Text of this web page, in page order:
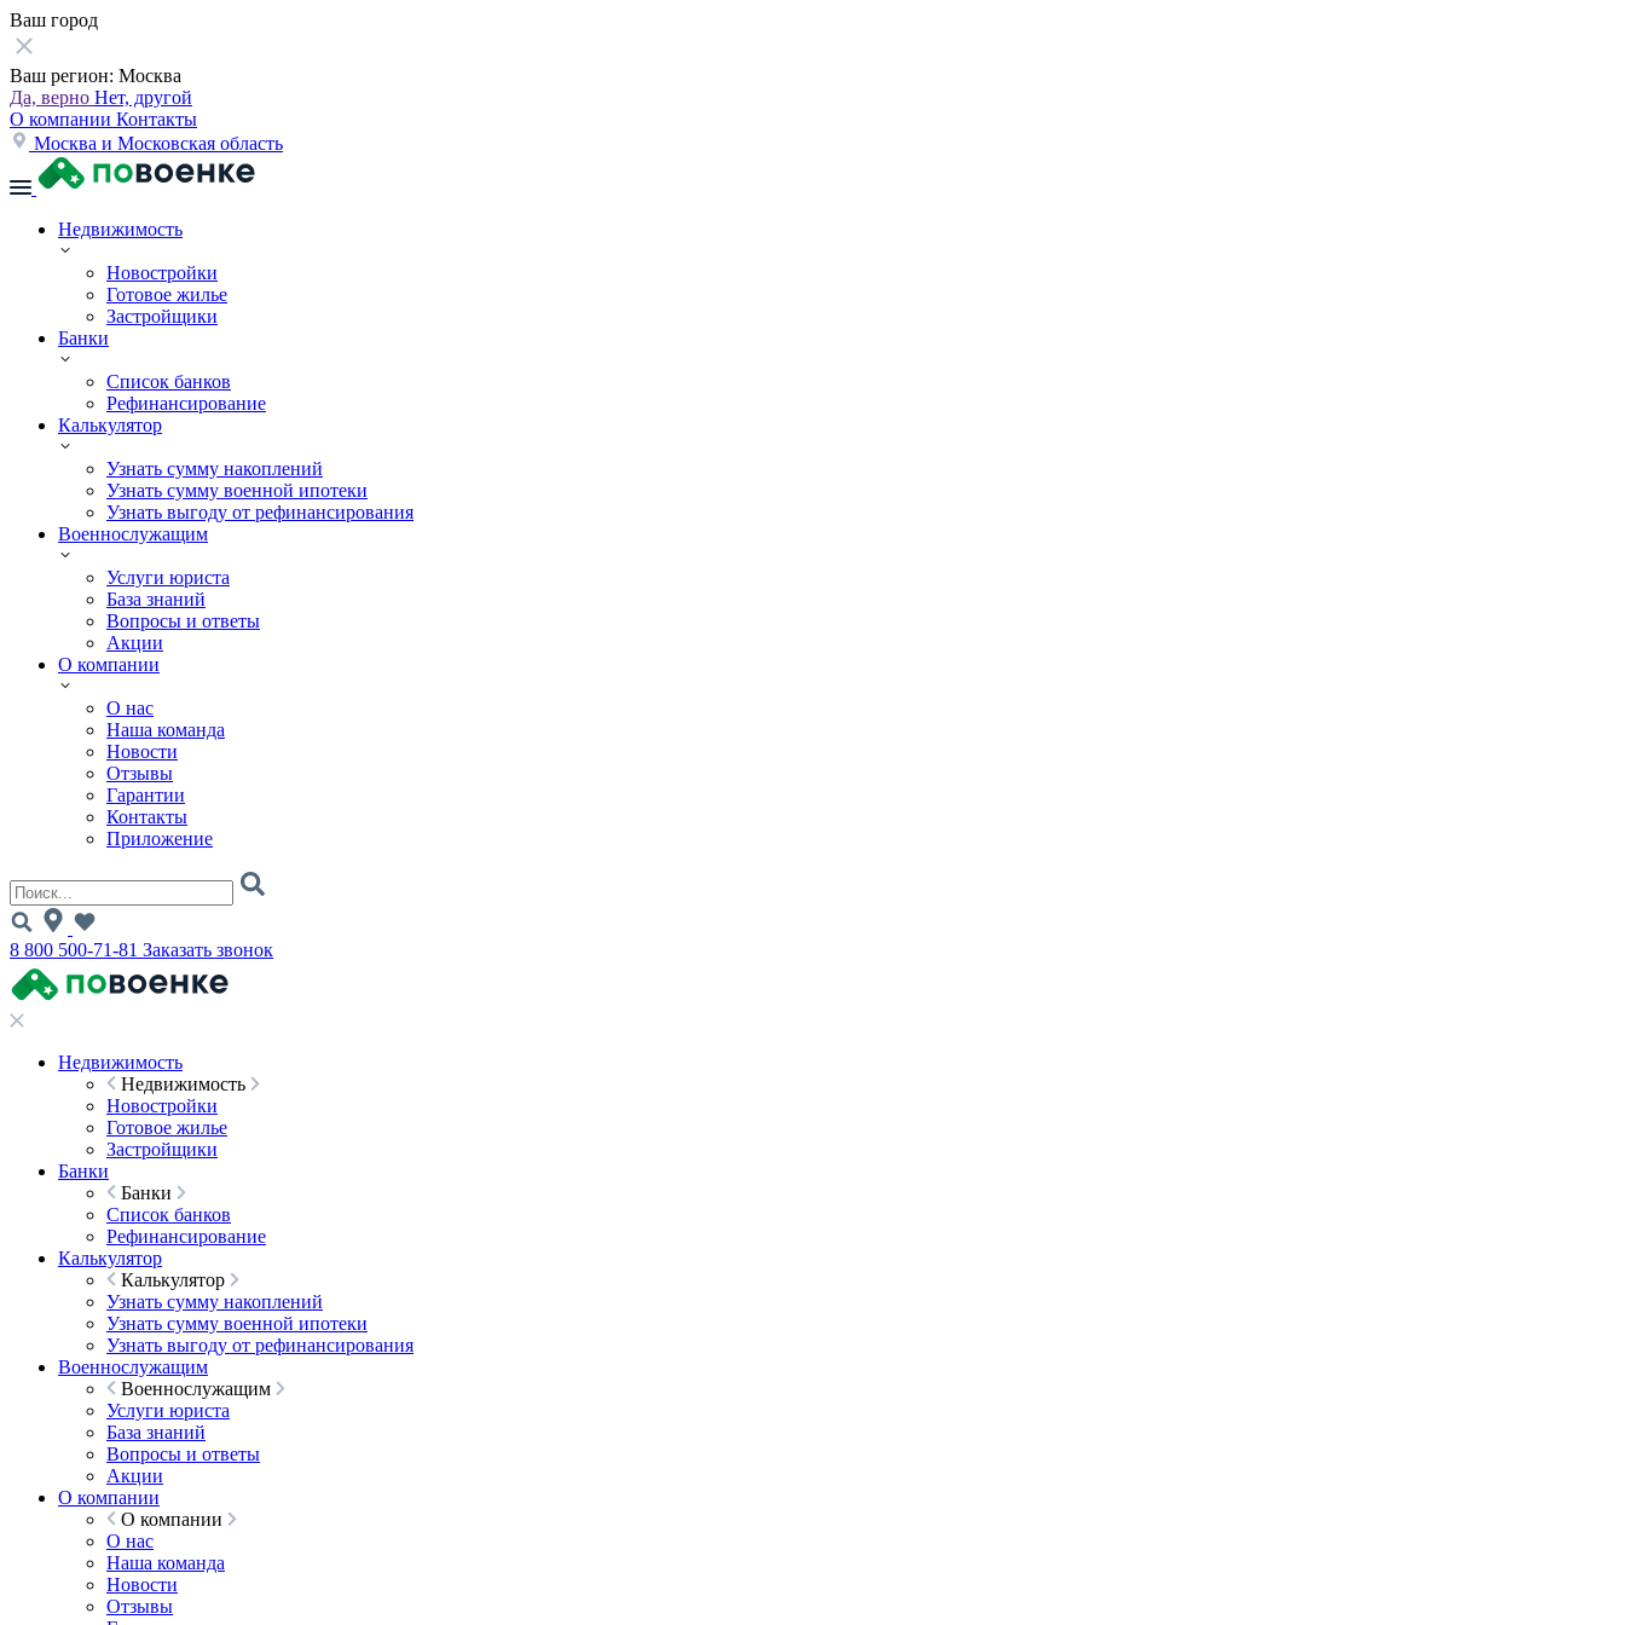
Ваш город
Ваш регион: Москва
Да, верно Нет, другой
О компании Контакты
Москва и Московская область
Недвижимость
Новостройки
Готовое жилье
Застройщики
Банки
Список банков
Рефинансирование
Калькулятор
Узнать сумму накоплений
Узнать сумму военной ипотеки
Узнать выгоду от рефинансирования
Военнослужащим
Услуги юриста
База знаний
Вопросы и ответы
Акции
О компании
О нас
Наша команда
Новости
Отзывы
Гарантии
Контакты
Приложение
8 800 500-71-81 Заказать звонок
Недвижимость
Недвижимость
Новостройки
Готовое жилье
Застройщики
Банки
Банки
Список банков
Рефинансирование
Калькулятор
Калькулятор
Узнать сумму накоплений
Узнать сумму военной ипотеки
Узнать выгоду от рефинансирования
Военнослужащим
Военнослужащим
Услуги юриста
База знаний
Вопросы и ответы
Акции
О компании
О компании
О нас
Наша команда
Новости
Отзывы